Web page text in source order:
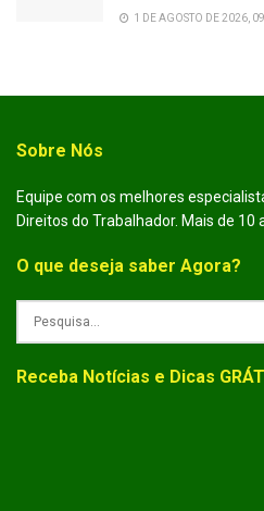
1 DE AGOSTO DE 2026,
Sobre Nós
Equipe com os melhores
Direitos do Trabalhador. Mais de 10
O que deseja saber Agora?
Receba Notícias e Dicas